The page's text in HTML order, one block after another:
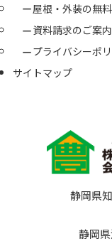
静岡県
静岡
屋根・外装の無
資料請求のご案内
プライバシーポ
サイトマップ